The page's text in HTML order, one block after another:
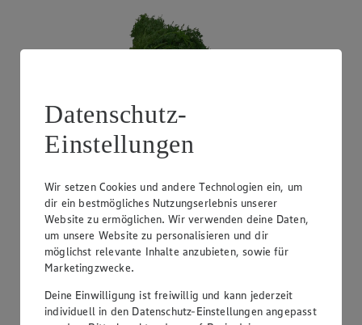
1.99 -20%
Rabattierter Preis von 1.99€ (Insgesamt -20%
Rabatt)
aus Norddeutschland, Kl. I, 4 er
Datenschutz-
Einstellungen
Wir setzen Cookies und andere Technologien ein, um
dir ein bestmögliches Nutzungserlebnis unserer
Website zu ermöglichen. Wir verwenden deine Daten,
um unsere Website zu personalisieren und dir
möglichst relevante Inhalte anzubieten, sowie für
Marketingzwecke.
Deine Einwilligung ist freiwillig und kann jederzeit
individuell in den Datenschutz-Einstellungen angepasst